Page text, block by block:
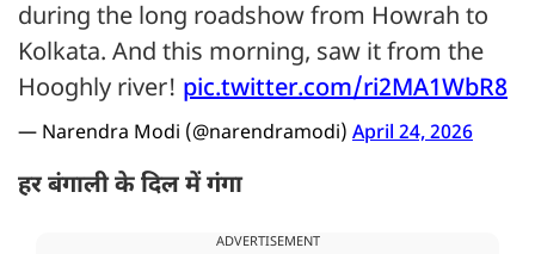
during the long roadshow from Howrah to
Kolkata. And this morning, saw it from the
Hooghly river! pic.twitter.com/ri2MA1WbR8
— Narendra Modi (@narendramodi) April 24, 2026
हर बंगाली के दिल में गंगा
ADVERTISEMENT